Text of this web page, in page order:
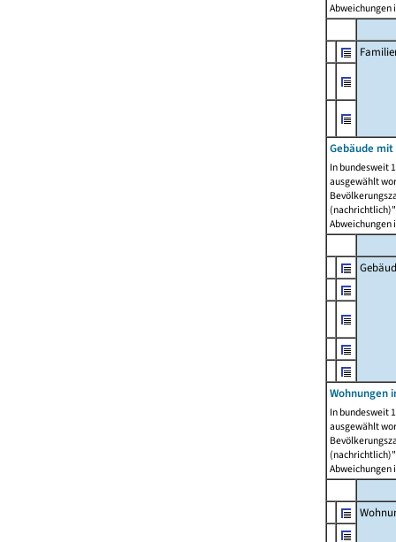
Abweichungen
Gebäude
In bundesweit
ausgewählt
Abweichungen
Wohnungen
In bundesweit
ausgewählt
Abweichungen